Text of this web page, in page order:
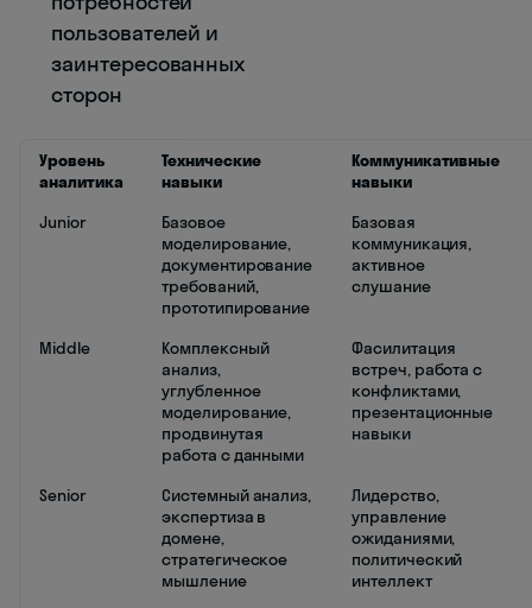
пользователей и
заинтересованных
сторон
Уровень
аналитика
Технические
навыки
Коммуникативные
навыки
Junior
Базовое
моделирование,
документирование
требований,
прототипирование
Базовая
коммуникация,
активное
слушание
Middle
Комплексный
анализ,
углубленное
моделирование,
продвинутая
работа с данными
Фасилитация
встреч, работа с
конфликтами,
презентационные
навыки
Senior
Системный анализ,
экспертиза в
домене,
стратегическое
мышление
Лидерство,
управление
ожиданиями,
политический
интеллект